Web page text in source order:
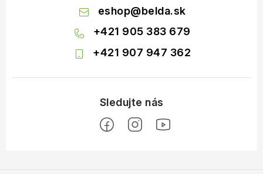
eshop@belda.sk
+421 905 383 679
+421 907 947 362